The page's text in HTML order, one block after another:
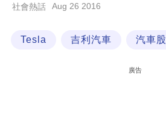
科
社會熱話 Aug 26 2016
Tesla 吉利汽車 汽車股
廣告